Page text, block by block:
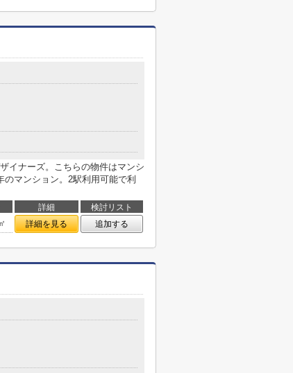
イナーズ。こちらの物件はマンシ
マンション。2駅利用可能で利
詳細
検討リスト
詳細を見る 追加する